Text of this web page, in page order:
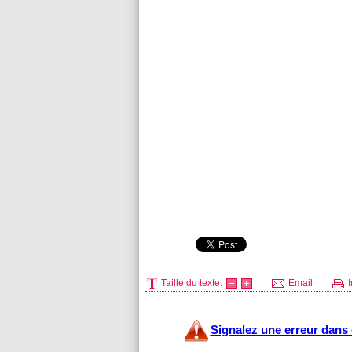
Taille du texte: Email
Signalez une erreur